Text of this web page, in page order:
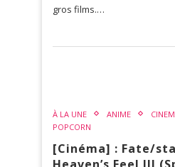
gros films.…
À LA UNE ANIME
POPCORN
[Cinéma] : Fate/